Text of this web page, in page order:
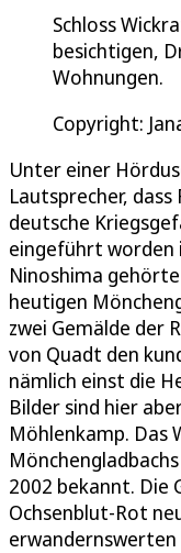
Schloss
besichtigen,
Wohnungen.
Copyright:
Unter einer
Lautsprecher, dass
deutsche
eingeführt worden
Ninoshima
heutigen
zwei Gemälde der
von Quadt den
nämlich einst die
Bilder sind hier
Möhlenkamp. Das
2002 bekannt. Die
Ochsenblut-Rot